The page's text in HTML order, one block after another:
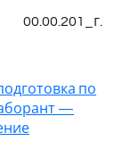
по
—